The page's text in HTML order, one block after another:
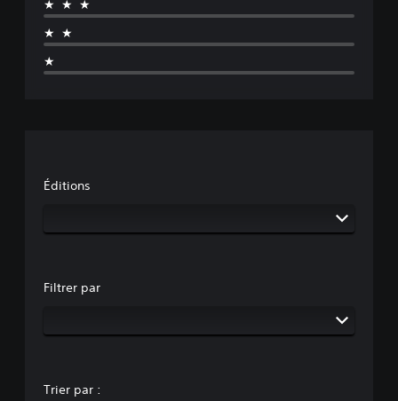
★★★
★★
★
Éditions
Filtrer par
Trier par :